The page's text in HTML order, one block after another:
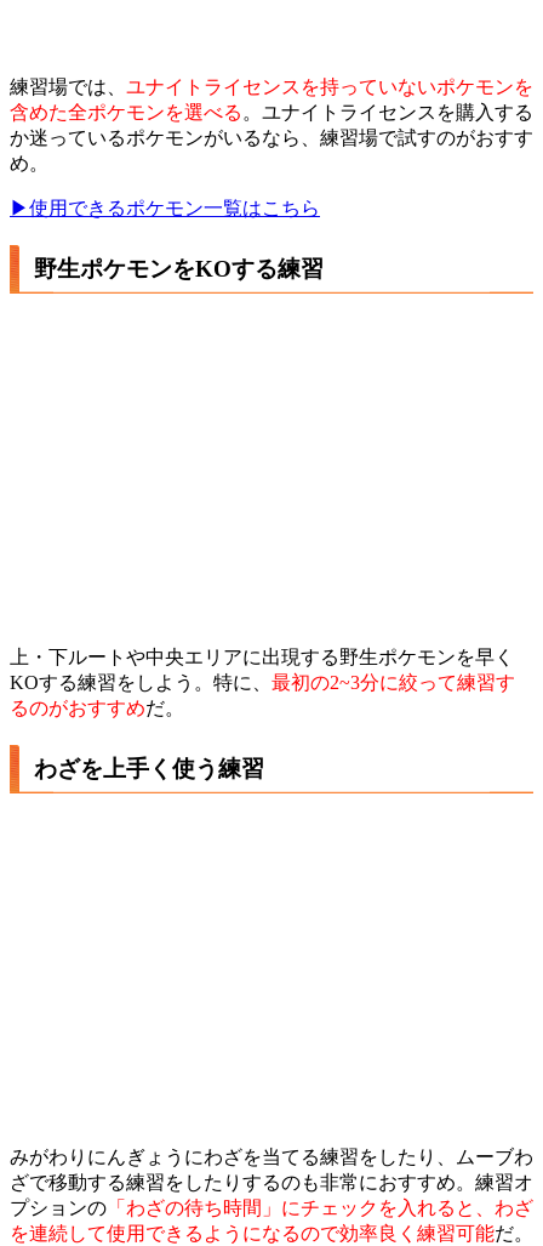
練習場では、 ユナイトライセンスを持っていないポケモンを
含めた全ポケモンを選べる 。ユナイトライセンスを購入する
か迷っているポケモンがいるなら、練習場で試すのがおすす
め。
▶使用できるポケモン一覧はこちら
野生ポケモンをKOする練習
上・下ルートや中央エリアに出現する野生ポケモンを早く
KOする練習をしよう。特に、 最初の2~3分に絞って練習す
るのがおすすめだ。
わざを上手く使う練習
みがわりにんぎょうにわざを当てる練習をしたり、ムーブわ
ざで移動する練習をしたりするのも非常におすすめ。練習オ
プションの 「わざの待ち時間」にチェックを入れると、わざ
を連続して使用できるようになるので効率良く練習可能だ。